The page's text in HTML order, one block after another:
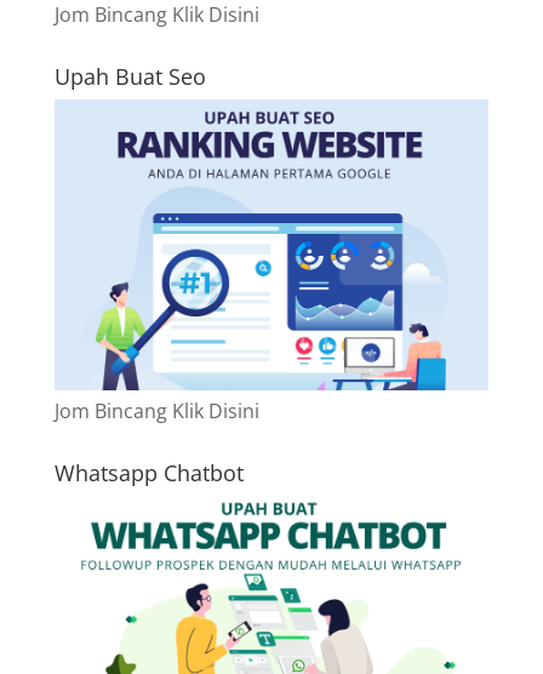
Jom Bincang Klik Disini
Upah Buat Seo
Jom Bincang Klik Disini
Whatsapp Chatbot